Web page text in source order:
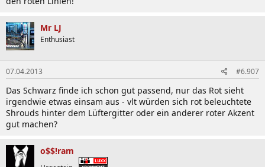
Mr LJ
Enthusiast
07.04.2013 #6.907
Das Schwarz finde ich schon gut passend, nur das Rot sieht
irgendwie etwas einsam aus - vlt würden sich rot beleuchtete
Shrouds hinter dem Lüftergitter oder ein anderer roter Akzent
gut machen?
o$$!ram